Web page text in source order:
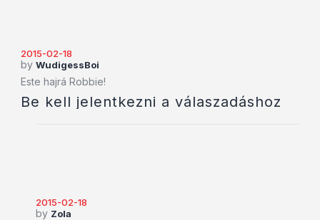
2015-02-18
by WudigessBoi
Este hajrá Robbie!
Be kell jelentkezni a válaszadáshoz
2015-02-18
by Zola